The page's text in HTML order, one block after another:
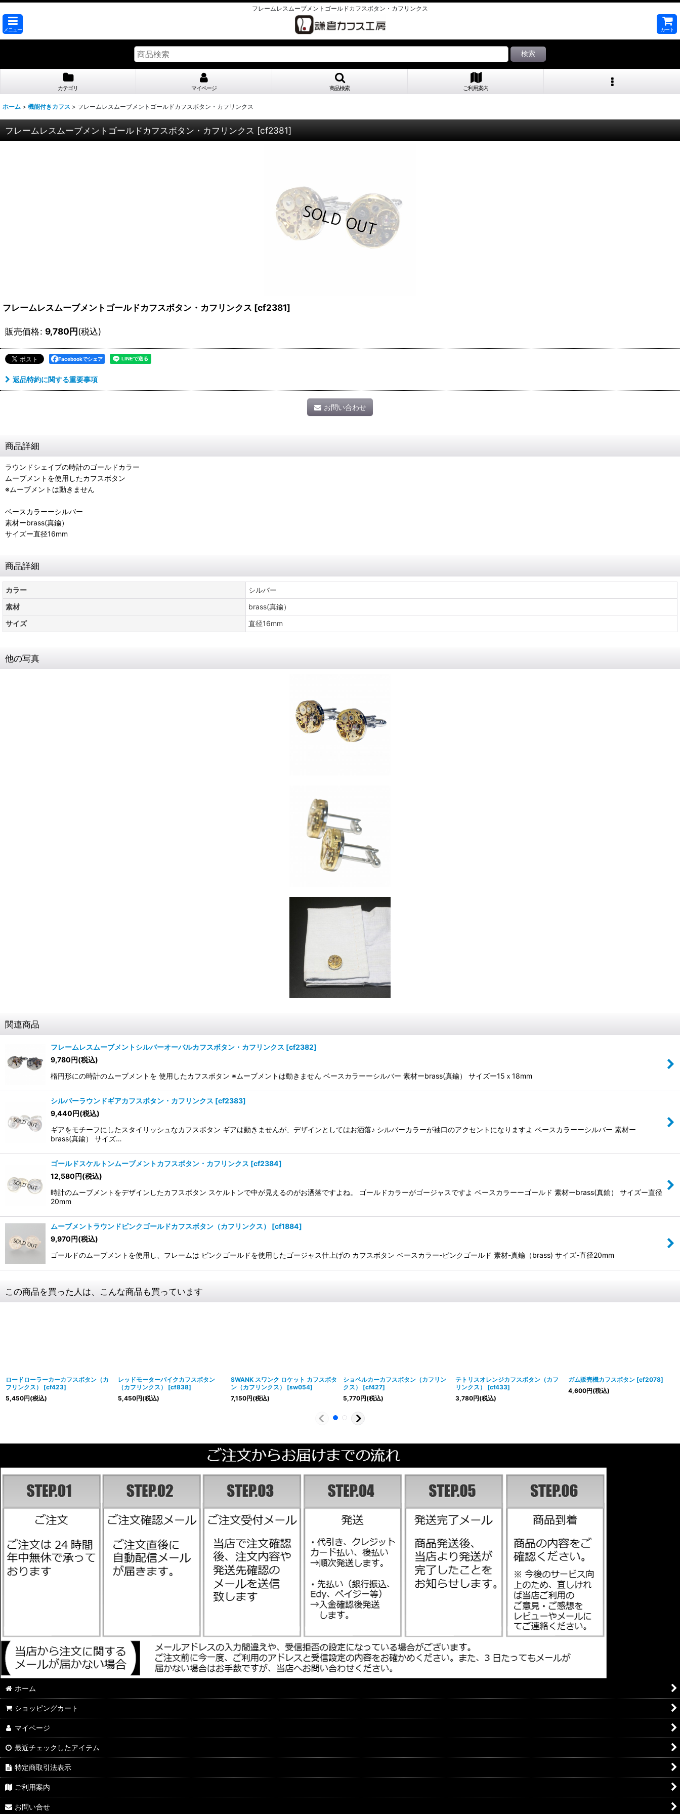
フレームレスムーブメントゴールドカフスボタン・カフリンクス
メニュー カート
検索
カテゴリ マイページ 商品検索 ご利用案内
ホーム > 機能付きカフス > フレームレスムーブメントゴールドカフスボタン・カフリンクス
フレームレスムーブメントゴールドカフスボタン・カフリンクス [cf2381]
フレームレスムーブメントゴールドカフスボタン・カフリンクス [cf2381]
販売価格: 9,780円(税込)
Facebookでシェア
返品特約に関する重要事項
お問い合わせ
商品詳細
ラウンドシェイプの時計のゴールドカラー
ムーブメントを使用したカフスボタン
※ムーブメントは動きません
ベースカラーーシルバー
素材ーbrass(真鍮）
サイズー直径16mm
商品詳細
カラー
シルバー
素材
brass(真鍮）
サイズ
直径16mm
他の写真
関連商品
フレームレスムーブメントシルバーオーバルカフスボタン・カフリンクス [cf2382]
9,780円(税込)
楕円形にの時計のムーブメントを 使用したカフスボタン ※ムーブメントは動きません ベースカラーーシルバー 素材ーbrass(真鍮） サイズー15ｘ18mm
シルバーラウンドギアカフスボタン・カフリンクス [cf2383]
9,440円(税込)
ギアをモチーフにしたスタイリッシュなカフスボタン ギアは動きませんが、デザインとしてはお洒落♪ シルバーカラーが袖口のアクセントになりますよ ベースカラーーシルバー 素材ー
brass(真鍮） サイズ…
ゴールドスケルトンムーブメントカフスボタン・カフリンクス [cf2384]
12,580円(税込)
時計のムーブメントをデザインしたカフスボタン スケルトンで中が見えるのがお洒落ですよね。 ゴールドカラーがゴージャスですよ ベースカラーーゴールド 素材ーbrass(真鍮） サイズー直径
20mm
ムーブメントラウンドピンクゴールドカフスボタン（カフリンクス） [cf1884]
9,970円(税込)
ゴールドのムーブメントを使用し、フレームは ピンクゴールドを使用したゴージャス仕上げの カフスボタン ベースカラー-ピンクゴールド 素材-真鍮（brass) サイズ-直径20mm
この商品を買った人は、こんな商品も買っています
ロードローラーカーカフスボタン（カ
フリンクス）
[cf423]
5,450円(税込)
レッドモーターバイクカフスボタン
（カフリンクス）
[cf838]
5,450円(税込)
SWANK スワンク ロケット カフスボタ
ン（カフリンクス）
[sw054]
7,150円(税込)
ショベルカーカフスボタン（カフリン
クス）
[cf427]
5,770円(税込)
テトリスオレンジカフスボタン（カフ
リンクス）
[cf433]
3,780円(税込)
ガム販売機カフスボタン [cf2078]
4,600円(税込)
ホーム
ショッピングカート
マイページ
最近チェックしたアイテム
特定商取引法表示
ご利用案内
お問い合せ